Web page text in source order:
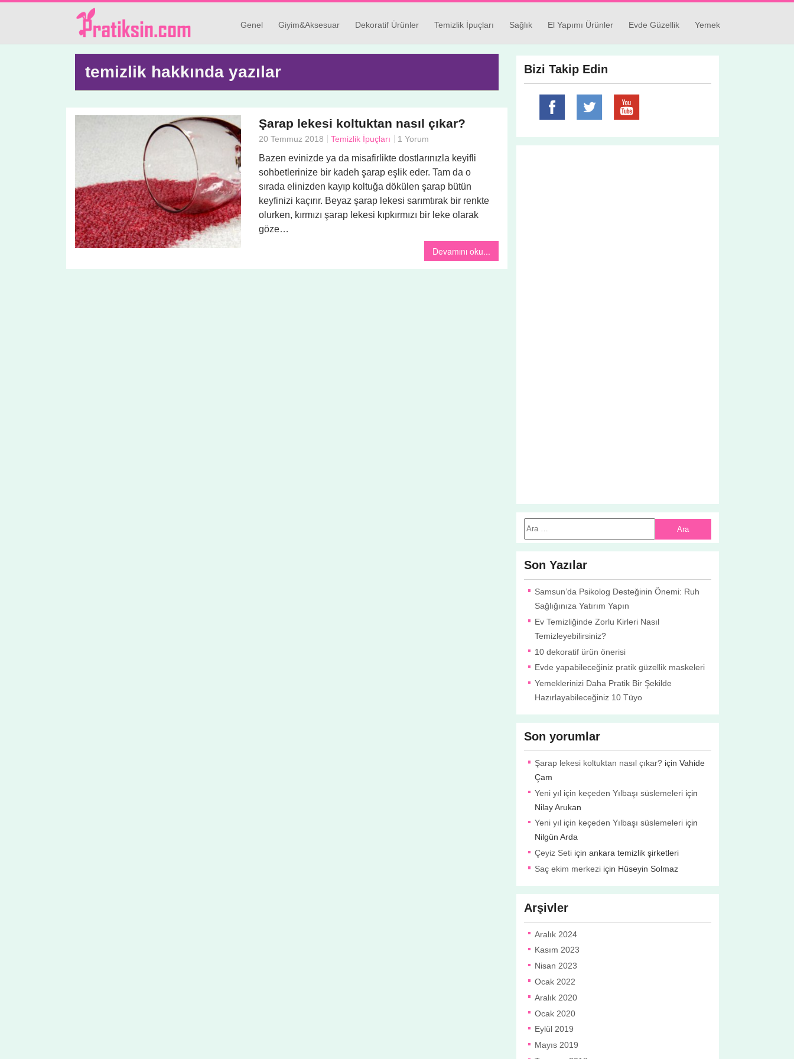
Genel Giyim&Aksesuar Dekoratif Ürünler Temizlik İpuçları Sağlık El Yapımı Ürünler Evde Güzellik Yemek
temizlik hakkında yazılar
Şarap lekesi koltuktan nasıl çıkar?
20 Temmuz 2018 Temizlik İpuçları 1 Yorum
Bazen evinizde ya da misafirlikte dostlarınızla keyifli
sohbetlerinize bir kadeh şarap eşlik eder. Tam da o
sırada elinizden kayıp koltuğa dökülen şarap bütün
keyfinizi kaçırır. Beyaz şarap lekesi sarımtırak bir renkte
olurken, kırmızı şarap lekesi kıpkırmızı bir leke olarak
göze…
Devamını oku...
Bizi Takip Edin
Son Yazılar
Samsun’da Psikolog Desteğinin Önemi: Ruh
Sağlığınıza Yatırım Yapın
Ev Temizliğinde Zorlu Kirleri Nasıl
Temizleyebilirsiniz?
10 dekoratif ürün önerisi
Evde yapabileceğiniz pratik güzellik maskeleri
Yemeklerinizi Daha Pratik Bir Şekilde
Hazırlayabileceğiniz 10 Tüyo
Son yorumlar
Şarap lekesi koltuktan nasıl çıkar?için Vahide
Çam
Yeni yıl için keçeden Yılbaşı süslemeleriiçin
Nilay Arukan
Yeni yıl için keçeden Yılbaşı süslemeleriiçin
Nilgün Arda
Çeyiz Setiiçin ankara temizlik şirketleri
Saç ekim merkeziiçin Hüseyin Solmaz
Arşivler
Aralık 2024
Kasım 2023
Nisan 2023
Ocak 2022
Aralık 2020
Ocak 2020
Eylül 2019
Mayıs 2019